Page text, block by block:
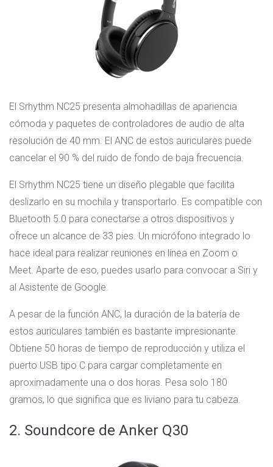
El Srhythm NC25 presenta almohadillas de apariencia
cómoda y paquetes de controladores de audio de alta
resolución de 40 mm. El ANC de estos auriculares puede
cancelar el 90 % del ruido de fondo de baja frecuencia.
El Srhythm NC25 tiene un diseño plegable que facilita
deslizarlo en su mochila y transportarlo. Es compatible con
Bluetooth 5.0 para conectarse a otros dispositivos y
ofrece un alcance de 33 pies. Un micrófono integrado lo
hace ideal para realizar reuniones en línea en Zoom o
Meet. Aparte de eso, puedes usarlo para convocar a Siri y
al Asistente de Google.
A pesar de la función ANC, la duración de la batería de
estos auriculares también es bastante impresionante.
Obtiene 50 horas de tiempo de reproducción y utiliza el
puerto USB tipo C para cargar completamente en
aproximadamente una o dos horas. Pesa solo 180
gramos, lo que significa que es liviano para tu cabeza.
2. Soundcore de Anker Q30